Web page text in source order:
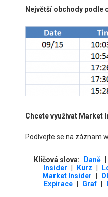
Největší obchody podle
Chcete využívat Market
Podívejte se na záznam
Klíčová slova: Daně
Insider
Kurz
Market Insider
Expirace
Graf